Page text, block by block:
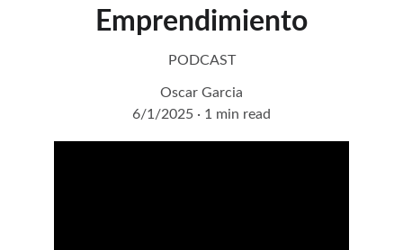
Emprendimiento
PODCAST
Oscar Garcia
6/1/2025
1 min read